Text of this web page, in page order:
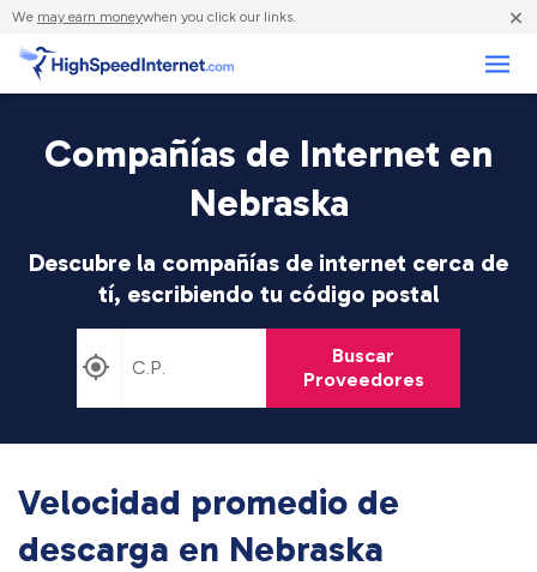
We may earn moneywhen you click our links. ×
Compañías de Internet en
Nebraska
Descubre la compañías de internet cerca de
tí, escribiendo tu código postal
Buscar
Proveedores
Velocidad promedio de
descarga en Nebraska